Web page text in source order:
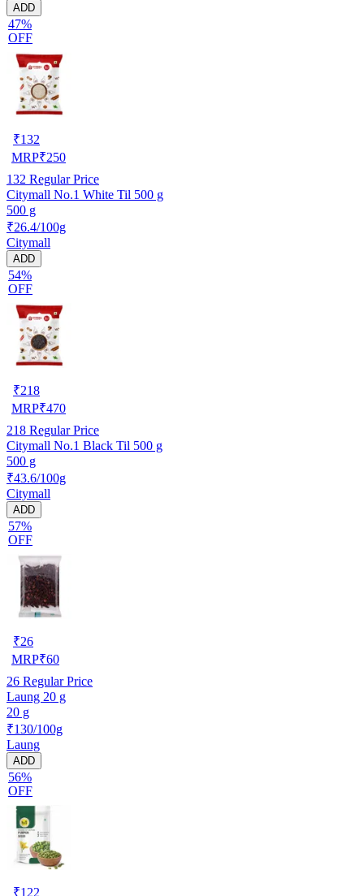
ADD
47%
OFF
₹132
MRP₹250
132 Regular Price
Citymall No.1 White Til 500 g
500 g
₹26.4/100g
Citymall
ADD
54%
OFF
₹218
MRP₹470
218 Regular Price
Citymall No.1 Black Til 500 g
500 g
₹43.6/100g
Citymall
ADD
57%
OFF
₹26
MRP₹60
26 Regular Price
Laung 20 g
20 g
₹130/100g
Laung
ADD
56%
OFF
₹122